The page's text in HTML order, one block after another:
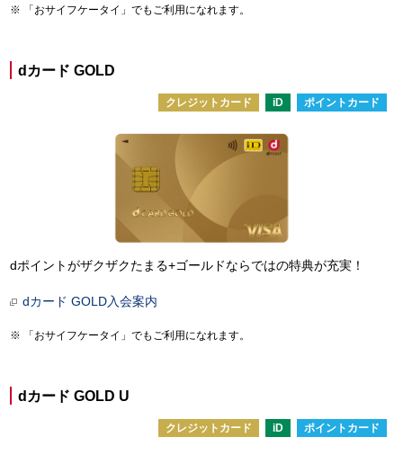
「おサイフケータイ」でもご利用になれます。
dカード GOLD
クレジットカード iD ポイントカード
dポイントがザクザクたまる+ゴールドならではの特典が充実！
dカード GOLD入会案内
「おサイフケータイ」でもご利用になれます。
dカード GOLD U
クレジットカード iD ポイントカード